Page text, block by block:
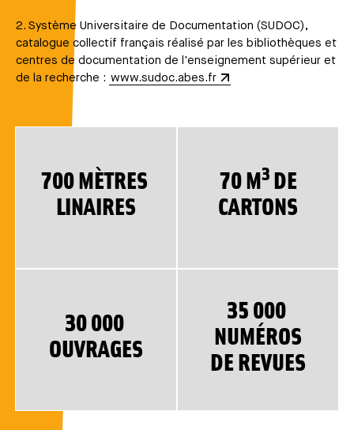
2. Système Universitaire de Documentation (SUDOC),
catalogue collectif français réalisé par les bibliothèques et
centres de documentation de l'enseignement supérieur et
de la recherche : www.sudoc.abes.fr
700 MÈTRES
LINAIRES
70 M 3 DE
CARTONS
30 000
OUVRAGES
35 000
NUMÉROS
DE REVUES